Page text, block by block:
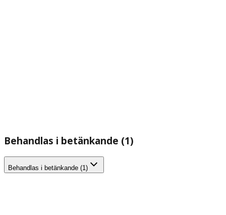
Behandlas i betänkande (1)
Behandlas i betänkande (1)